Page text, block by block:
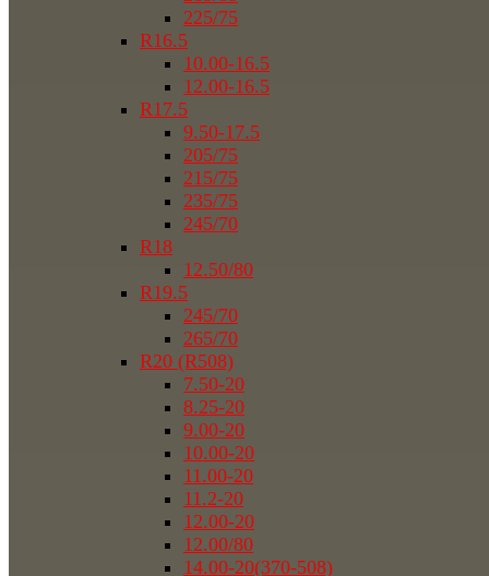
225/75
R16.5
10.00-16.5
12.00-16.5
R17.5
9.50-17.5
205/75
215/75
235/75
245/70
R18
12.50/80
R19.5
245/70
265/70
R20 (R508)
7.50-20
8.25-20
9.00-20
10.00-20
11.00-20
11.2-20
12.00-20
12.00/80
14.00-20(370-508)